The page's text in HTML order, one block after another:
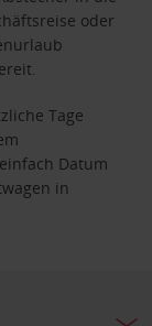
oder
Tage
einfach Datum
in